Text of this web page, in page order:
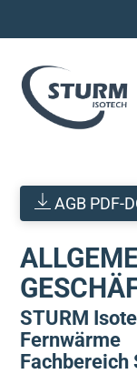
to
AGB PDF-
STURM
Fernwärme
Fachbereich